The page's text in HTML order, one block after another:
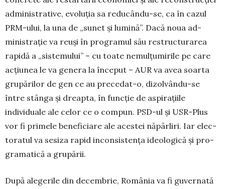
administrative, evoluția sa reducându-se, ca în cazul
PRM-ului, la una de „sunet și lumină”. Dacă noua ad­
ministrație va reuși în programul său restructurarea
ra­pidă a „sistemului” – cu toate nemul­țumirile pe care
ac­țiunea le va genera la început – AUR va avea soarta
gru­părilor de gen ce au precedat-o, dizol­vându-se
între stân­ga și dreapta, în funcție de aspirațiile
individuale ale ce­lor ce o compun. PSD-ul și USR-Plus
vor fi primele be­ne­ficiare ale acestei năpârliri. Iar elec­
to­ratul va sesiza rapid inconsistența ideologică și pro­
gra­matică a grupării.
După alegerile din decembrie, România va fi gu­ver­nată